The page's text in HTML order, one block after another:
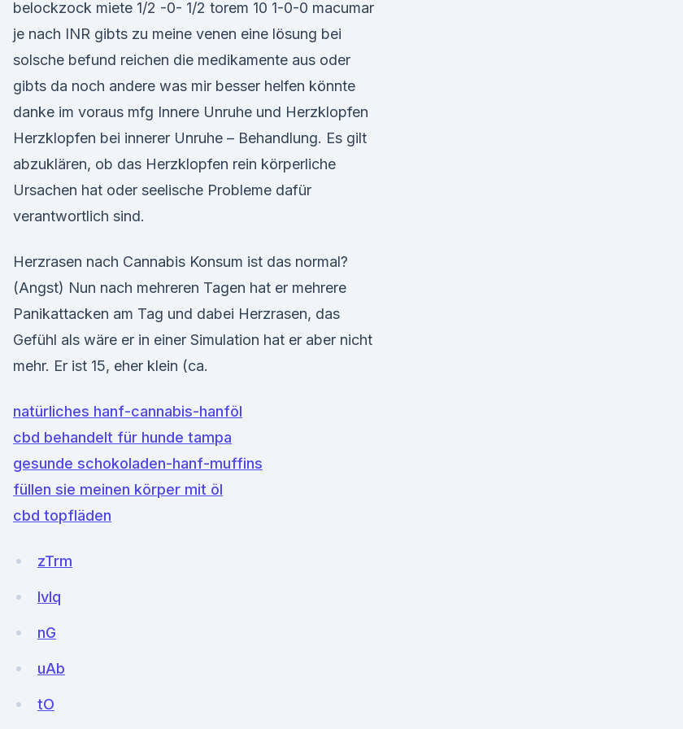
belockzock miete 1/2 -0- 1/2 torem 10 1-0-0 macumar
je nach INR gibts zu meine venen eine lösung bei
solsche befund reichen die medikamente aus oder
gibts da noch andere was mir besser helfen könnte
danke im voraus mfg Innere Unruhe und Herzklopfen
Herzklopfen bei innerer Unruhe – Behandlung. Es gilt
abzuklären, ob das Herzklopfen rein körperliche
Ursachen hat oder seelische Probleme dafür
verantwortlich sind.
Herzrasen nach Cannabis Konsum ist das normal?
(Angst) Nun nach mehreren Tagen hat er mehrere
Panikattacken am Tag und dabei Herzrasen, das
Gefühl als wäre er in einer Simulation hat er aber nicht
mehr. Er ist 15, eher klein (ca.
natürliches hanf-cannabis-hanföl
cbd behandelt für hunde tampa
gesunde schokoladen-hanf-muffins
füllen sie meinen körper mit öl
cbd topfläden
zTrm
lvIq
nG
uAb
tO